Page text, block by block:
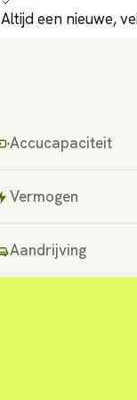
Altijd een nieuwe,
Accucapaciteit
Vermogen
Aandrijving